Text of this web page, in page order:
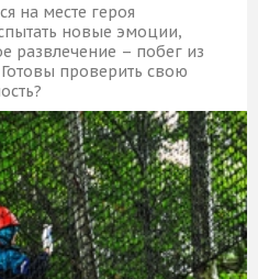
на месте героя
новые эмоции,
развлечение – побег из
проверить свою
КУПИТЬ